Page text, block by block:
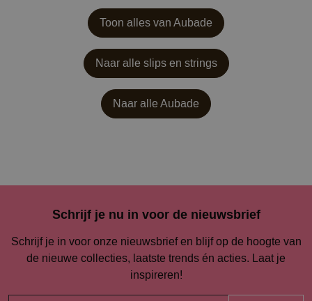
Toon alles van Aubade
Naar alle slips en strings
Naar alleAubade
Schrijf je nu in voor de nieuwsbrief
Schrijf je in voor onze nieuwsbrief en blijf op de hoogte van
de nieuwe collecties, laatste trends én acties. Laat je
inspireren!